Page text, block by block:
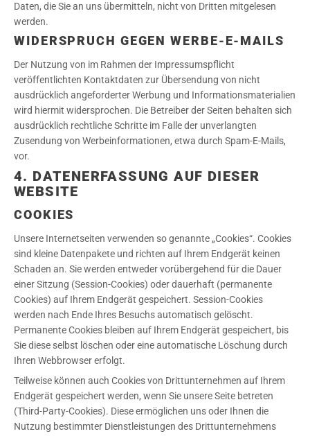
Daten, die Sie an uns übermitteln, nicht von Dritten mitgelesen
werden.
WIDERSPRUCH GEGEN WERBE-E-MAILS
Der Nutzung von im Rahmen der Impressumspflicht
veröffentlichten Kontaktdaten zur Übersendung von nicht
ausdrücklich angeforderter Werbung und Informationsmaterialien
wird hiermit widersprochen. Die Betreiber der Seiten behalten sich
ausdrücklich rechtliche Schritte im Falle der unverlangten
Zusendung von Werbeinformationen, etwa durch Spam-E-Mails,
vor.
4. DATENERFASSUNG AUF DIESER
WEBSITE
COOKIES
Unsere Internetseiten verwenden so genannte „Cookies“. Cookies
sind kleine Datenpakete und richten auf Ihrem Endgerät keinen
Schaden an. Sie werden entweder vorübergehend für die Dauer
einer Sitzung (Session-Cookies) oder dauerhaft (permanente
Cookies) auf Ihrem Endgerät gespeichert. Session-Cookies
werden nach Ende Ihres Besuchs automatisch gelöscht.
Permanente Cookies bleiben auf Ihrem Endgerät gespeichert, bis
Sie diese selbst löschen oder eine automatische Löschung durch
Ihren Webbrowser erfolgt.
Teilweise können auch Cookies von Drittunternehmen auf Ihrem
Endgerät gespeichert werden, wenn Sie unsere Seite betreten
(Third-Party-Cookies). Diese ermöglichen uns oder Ihnen die
Nutzung bestimmter Dienstleistungen des Drittunternehmens